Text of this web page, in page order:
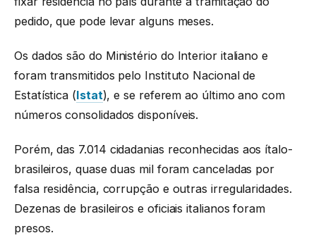
pedido, que pode levar alguns meses.
Os dados são do Ministério do Interior italiano e
foram transmitidos pelo Instituto Nacional de
Estatística (Istat), e se referem ao último ano com
números consolidados disponíveis.
Porém, das 7.014 cidadanias reconhecidas aos ítalo-
brasileiros, quase duas mil foram canceladas por
falsa residência, corrupção e outras irregularidades.
Dezenas de brasileiros e oficiais italianos foram
presos.